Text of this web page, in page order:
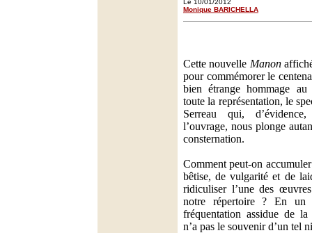
Le 10/01/2012
Monique BARICHELLA
Cette nouvelle Manon
pour commémorer le
bien étrange hommage au
toute la représentation, le
Serreau qui,
l’ouvrage, nous plonge
consternation.
Comment peut-on
bêtise, de vulgarité et de
ridiculiser l’une des
notre répertoire ? En un
fréquentation assidue de
n’a pas le souvenir d’un tel